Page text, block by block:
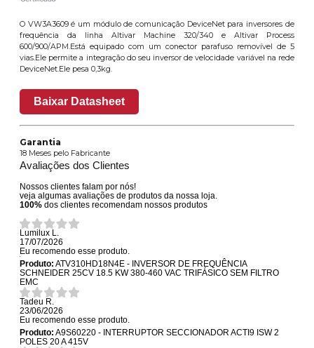
O VW3A3609 é um módulo de comunicação DeviceNet para inversores de
frequência da linha Altivar Machine 320/340 e Altivar Process
600/900/APM.Está equipado com um conector parafuso removível de 5
vias.Ele permite a integração do seu inversor de velocidade variável na rede
DeviceNet.Ele pesa 0,3kg.
Baixar Datasheet
Garantia
18 Meses pelo Fabricante
Avaliações dos Clientes
Nossos clientes falam por nós!
veja algumas avaliações de produtos da nossa loja.
100% dos clientes recomendam nossos produtos
Lumilux L.
17/07/2026
Eu recomendo esse produto.
Produto: ATV310HD18N4E - INVERSOR DE FREQUÊNCIA
SCHNEIDER 25CV 18.5 KW 380-460 VAC TRIFÁSICO SEM FILTRO
EMC
Tadeu R.
23/06/2026
Eu recomendo esse produto.
Produto: A9S60220 - INTERRUPTOR SECCIONADOR ACTI9 ISW 2
POLES 20 A 415V